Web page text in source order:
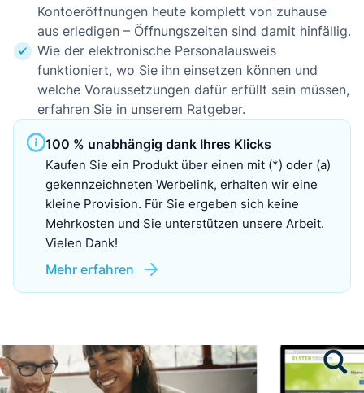
Kontoeröffnungen heute komplett von zuhause
aus erledigen – Öffnungszeiten sind damit hinfällig.
Wie der elektronische Personalausweis
funktioniert, wo Sie ihn einsetzen können und
welche Voraussetzungen dafür erfüllt sein müssen,
erfahren Sie in unserem Ratgeber.
100 % unabhängig dank Ihres Klicks
Kaufen Sie ein Produkt über einen mit (*) oder (a)
gekennzeichneten Werbelink, erhalten wir eine
kleine Provision. Für Sie ergeben sich keine
Mehrkosten und Sie unterstützen unsere Arbeit.
Vielen Dank!
Mehr erfahren